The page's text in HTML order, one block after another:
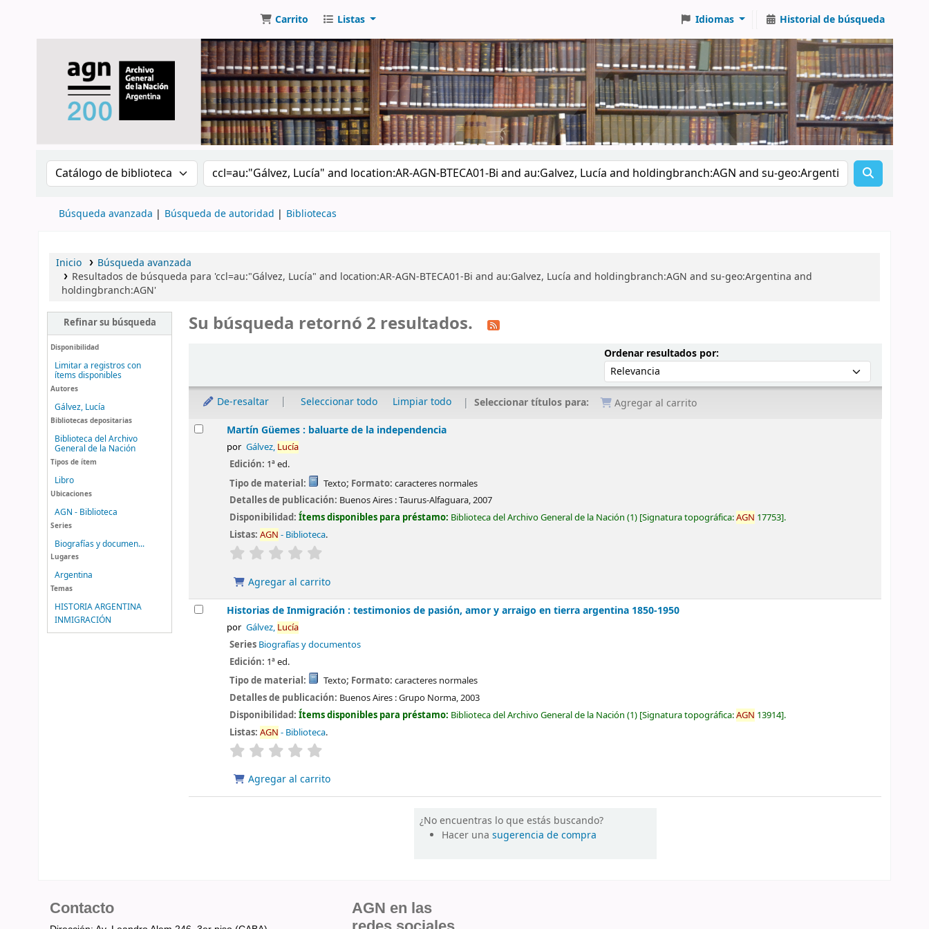
Carrito Listas Idiomas Historial de búsqueda
Buscar en el catálogo por: Buscar en el catálogo
Búsqueda avanzada Búsqueda de autoridad Bibliotecas
Inicio
Búsqueda avanzada
Resultados de búsqueda para 'ccl=au:"Gálvez, Lucía" and location:AR-AGN-BTECA01-Bi and au:Galvez, Lucía and holdingbranch:AGN and su-geo:Argentina and
holdingbranch:AGN'
Refinar su búsqueda
Disponibilidad
Limitar a registros con
ítems disponibles
Autores
Gálvez, Lucía
Bibliotecas depositarias
Biblioteca del Archivo
General de la Nación
Tipos de ítem
Libro
Ubicaciones
AGN - Biblioteca
Series
Biografías y documen...
Lugares
Argentina
Temas
HISTORIA ARGENTINA
INMIGRACIÓN
Su búsqueda retornó 2 resultados.
Ordenar resultados por:Ordenar por:
De-resaltar Seleccionar todo Limpiar todo Seleccionar títulos para:
Agregar al carrito
ResultadosMartín Güemes : baluarte de la independencia
por Gálvez, Lucía
Edición: 1ª ed.
Tipo de material:
Texto; Formato: caracteres normales
Detalles de publicación: Buenos Aires :Taurus-Alfaguara,2007
Disponibilidad:Ítems disponibles para préstamo: Biblioteca del Archivo General de la Nación (1) Signatura topográfica:AGN 17753 .
Listas: AGN - Biblioteca.
valoración
Agregar al carrito
Historias de Inmigración : testimonios de pasión, amor y arraigo en tierra argentina 1850-1950
por Gálvez, Lucía
Series Biografías y documentos
Edición: 1ª ed.
Tipo de material:
Texto; Formato: caracteres normales
Detalles de publicación: Buenos Aires :Grupo Norma,2003
Disponibilidad:Ítems disponibles para préstamo: Biblioteca del Archivo General de la Nación (1) Signatura topográfica:AGN 13914 .
Listas: AGN - Biblioteca.
valoración
Agregar al carrito
¿No encuentras lo que estás buscando?
Hacer unasugerencia de compra
Contacto
AGN en las